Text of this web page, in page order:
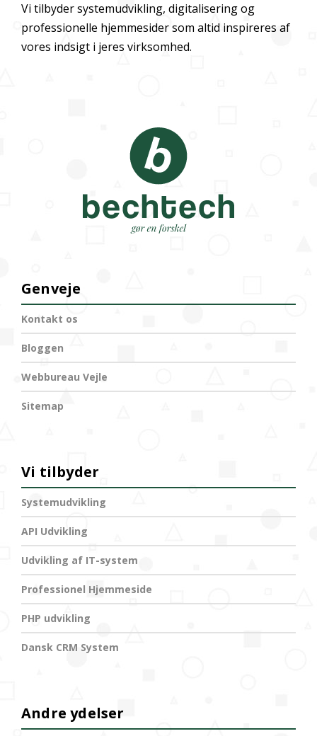
Vi tilbyder systemudvikling, digitalisering og
professionelle hjemmesider som altid inspireres af
vores indsigt i jeres virksomhed.
Genveje
Kontakt os
Bloggen
Webbureau Vejle
Sitemap
Vi tilbyder
Systemudvikling
API Udvikling
Udvikling af IT-system
Professionel Hjemmeside
PHP udvikling
Dansk CRM System
Andre ydelser